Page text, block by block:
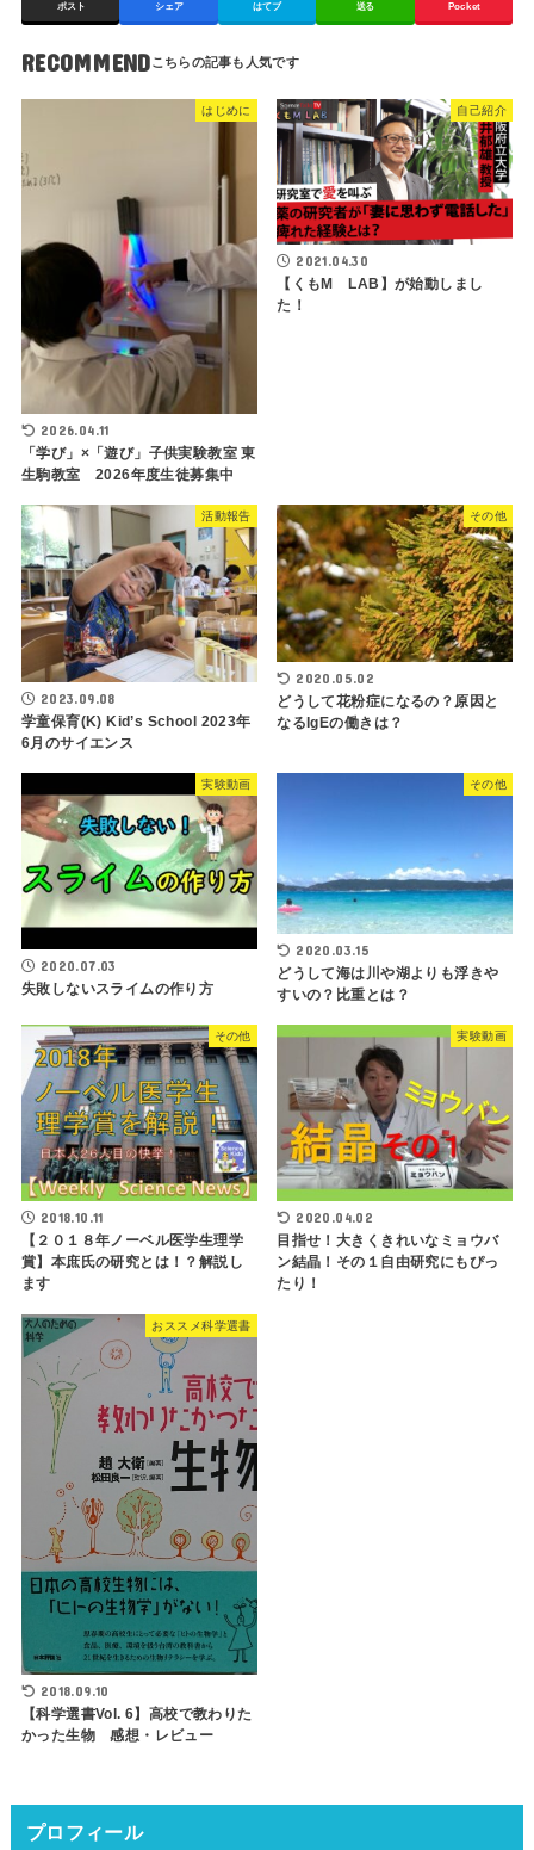
ポスト シェア はてブ 送る Pocket
RECOMMEND
はじめに
2026.04.11
「学び」×「遊び」子供実験教室 東
生駒教室 2026年度生徒募集中
自己紹介
2021.04.30
【くもM LAB】が始動しまし
た！
活動報告
2023.09.08
学童保育(K) Kid’s School 2023年
6月のサイエンス
その他
2020.05.02
どうして花粉症になるの？原因と
なるIgEの働きは？
実験動画
2020.07.03
失敗しないスライムの作り方
その他
2020.03.15
どうして海は川や湖よりも浮きや
すいの？比重とは？
その他
2018.10.11
【２０１８年ノーベル医学生理学
賞】本庶氏の研究とは！？解説し
ます
実験動画
2020.04.02
目指せ！大きくきれいなミョウバ
ン結晶！その１自由研究にもぴっ
たり！
おススメ科学選書
2018.09.10
【科学選書Vol. 6】高校で教わりた
かった生物 感想・レビュー
プロフィール